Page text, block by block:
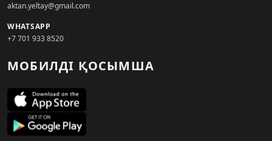
aktan.yeltay@gmail.com
WHATSAPP
+7 701 933 8520
МОБИЛДІ ҚОСЫМША